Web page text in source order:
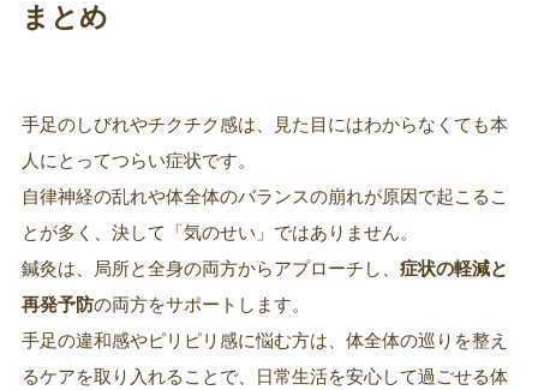
まとめ
手足のしびれやチクチク感は、見た目にはわからなくても本
人にとってつらい症状です。
自律神経の乱れや体全体のバランスの崩れが原因で起こるこ
とが多く、決して「気のせい」ではありません。
鍼灸は、局所と全身の両方からアプローチし、 症状の軽減と
再発予防の両方をサポートします。
手足の違和感やピリピリ感に悩む方は、体全体の巡りを整え
るケアを取り入れることで、日常生活を安心して過ごせる体